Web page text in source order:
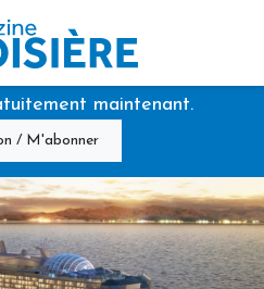
maintenant.
/ M'abonner